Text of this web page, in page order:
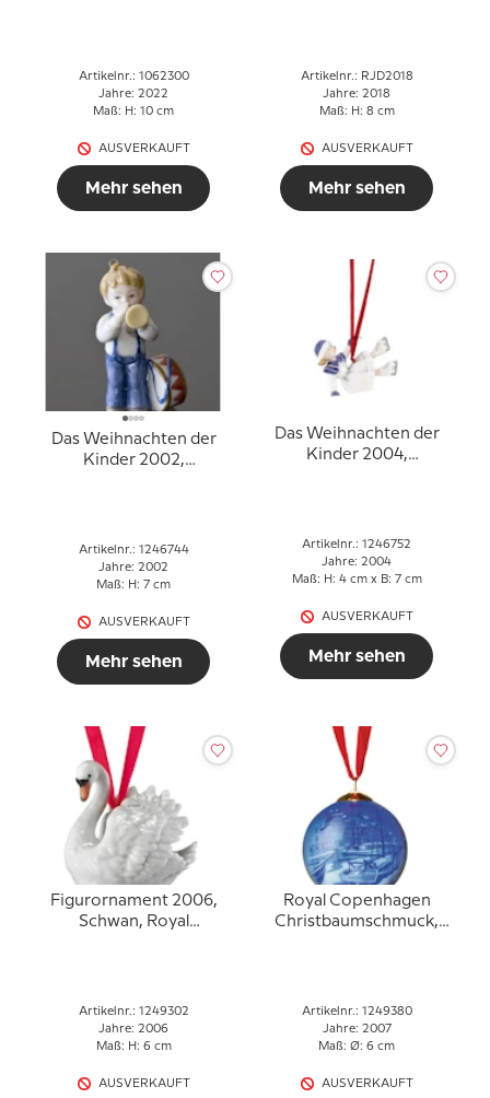
Artikelnr.: 1062300
Jahre: 2022
Maß: H: 10 cm
AUSVERKAUFT
Mehr sehen
Artikelnr.: RJD2018
Jahre: 2018
Maß: H: 8 cm
AUSVERKAUFT
Mehr sehen
Das Weihnachten der
Kinder 2002,
Copenhagen
Artikelnr.: 1246744
Jahre: 2002
Maß: H: 7 cm
AUSVERKAUFT
Mehr sehen
Das Weihnachten der
Kinder 2004,
Copenhagen
Artikelnr.: 1246752
Jahre: 2004
Maß: H: 4 cm x B: 7 cm
AUSVERKAUFT
Mehr sehen
Figurornament 2006,
Schwan, Royal
Artikelnr.: 1249302
Jahre: 2006
Maß: H: 6 cm
AUSVERKAUFT
Royal Copenhagen
Christbaumschmuck,
Artikelnr.: 1249380
Jahre: 2007
Maß: Ø: 6 cm
AUSVERKAUFT